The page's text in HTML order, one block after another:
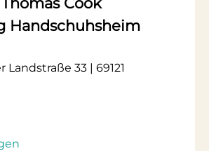
Handschuhsheim
33 | 69121